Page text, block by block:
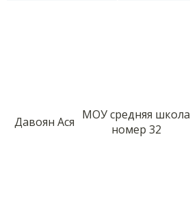
Давоян Ася МОУ средняя школа
номер 32